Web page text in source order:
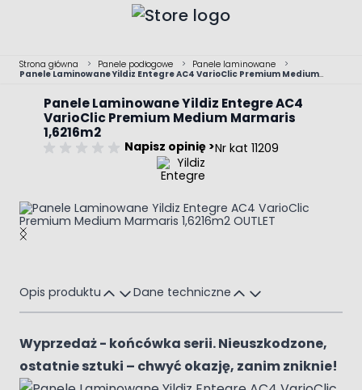
Strona główna > Panele podłogowe > Panele laminowane
>
Panele Laminowane Yildiz Entegre AC4 VarioClic Premium Medium
Panele Laminowane Yildiz Entegre AC4
VarioClic Premium Medium Marmaris
1,6216m2
Napisz opinię >Nr kat 11209
Main image
Click to view image in fullscreen
Opis produktu Dane techniczne
Wyprzedaż - końcówka serii. Nieuszkodzone,
ostatnie sztuki – chwyć okazję, zanim zniknie!